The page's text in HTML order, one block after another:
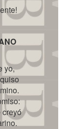
yo,
creyó